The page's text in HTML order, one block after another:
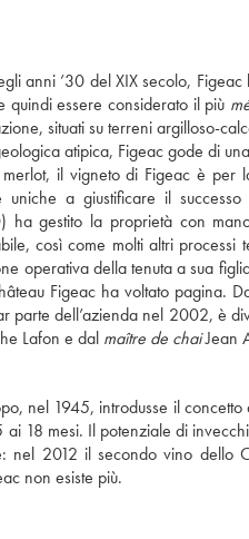
anni ’30 del XIX secolo,
essere considerato il più
situati su terreni argilloso-
atipica, Figeac gode di
il vigneto di Figeac è per
a giustificare il
gestito la proprietà con
così come molti altri
operativa della tenuta a sua
Figeac ha voltato pagina.
parte dell’azienda nel 2002, è
Lafon e dal maître de chaiJean
nel 1945, introdusse il
18 mesi. Il potenziale di
2012 il secondo vino dello
non esiste più.